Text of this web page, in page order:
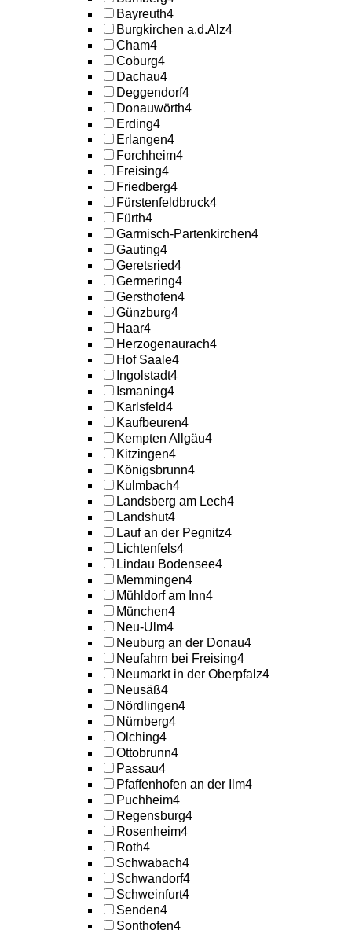
Bayreuth4
Burgkirchen a.d.Alz4
Cham4
Coburg4
Dachau4
Deggendorf4
Donauwörth4
Erding4
Erlangen4
Forchheim4
Freising4
Friedberg4
Fürstenfeldbruck4
Fürth4
Garmisch-Partenkirchen4
Gauting4
Geretsried4
Germering4
Gersthofen4
Günzburg4
Haar4
Herzogenaurach4
Hof Saale4
Ingolstadt4
Ismaning4
Karlsfeld4
Kaufbeuren4
Kempten Allgäu4
Kitzingen4
Königsbrunn4
Kulmbach4
Landsberg am Lech4
Landshut4
Lauf an der Pegnitz4
Lichtenfels4
Lindau Bodensee4
Memmingen4
Mühldorf am Inn4
München4
Neu-Ulm4
Neuburg an der Donau4
Neufahrn bei Freising4
Neumarkt in der Oberpfalz4
Neusäß4
Nördlingen4
Nürnberg4
Olching4
Ottobrunn4
Passau4
Pfaffenhofen an der Ilm4
Puchheim4
Regensburg4
Rosenheim4
Roth4
Schwabach4
Schwandorf4
Schweinfurt4
Senden4
Sonthofen4